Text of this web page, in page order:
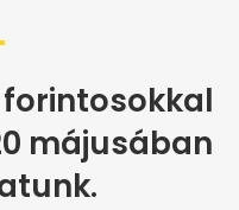
forintosokkal
májusában